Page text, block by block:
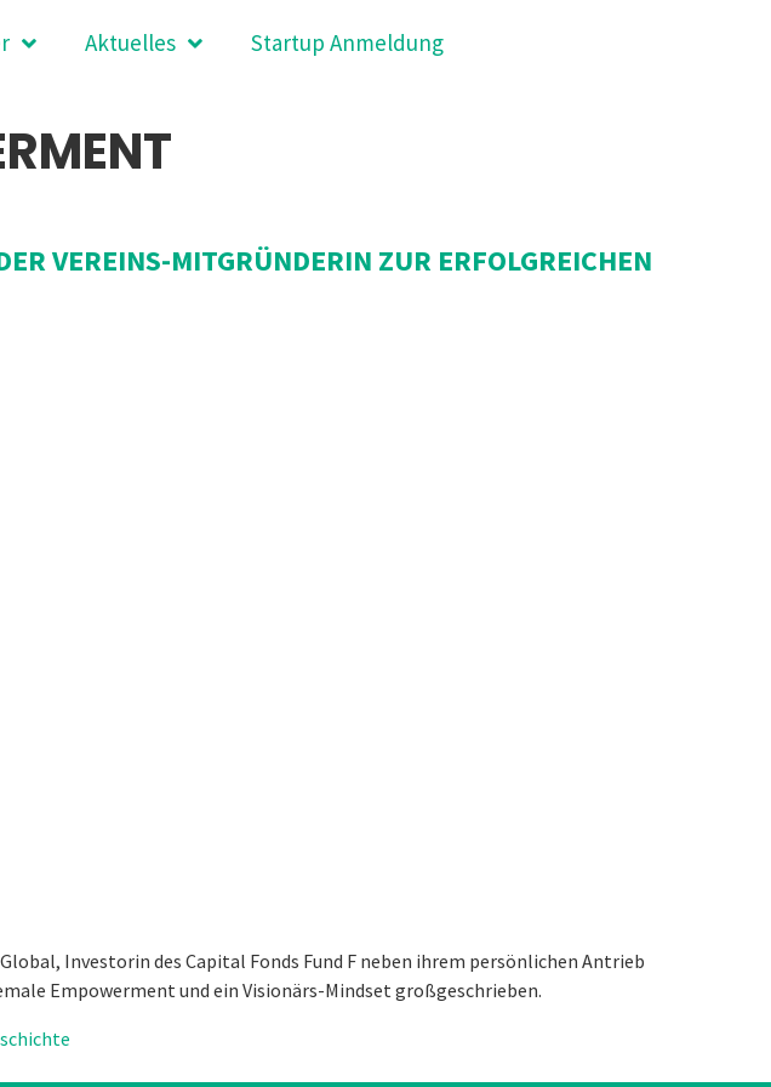
Aktuelles Startup Anmeldung
VEREINS-MITGRÜNDERIN ZUR ERFOLGREICHEN
Investorin des Capital Fonds Fund F neben ihrem persönlichen Antrieb
Empowerment und ein Visionärs-Mindset großgeschrieben.